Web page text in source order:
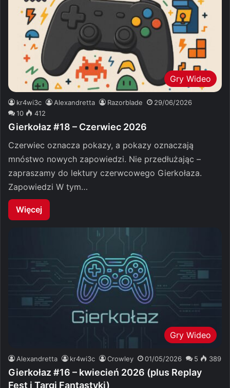
Gry Wideo
kr4wi3c Alexandretta Razorblade
29/06/2026
10
412
Gierkołaz #18 – Czerwiec 2026
Czerwiec oznacza pokazy, a pokazy oznaczają
mnóstwo nowych zapowiedzi. Nie przedłużając –
zapraszamy do lektury czerwcowego Gierkołaza.
Zapowiedzi W tym…
Więcej
Gry Wideo
Alexandretta kr4wi3c Crowley 01/05/2026 5 389
Gierkołaz #16 – kwiecień 2026 (plus Replay
Fest i Targi Fantastyki)